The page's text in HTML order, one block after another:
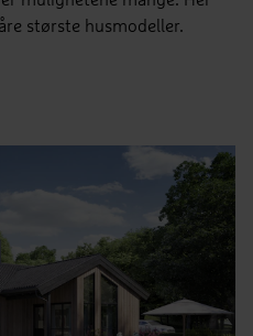
største husmodeller.